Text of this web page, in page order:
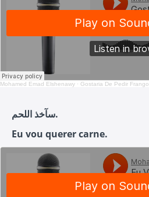
Mohamed Emad Elshenawy · Gostaria De Pedir Frango
سآخذ اللحم.
Eu vou querer carne.